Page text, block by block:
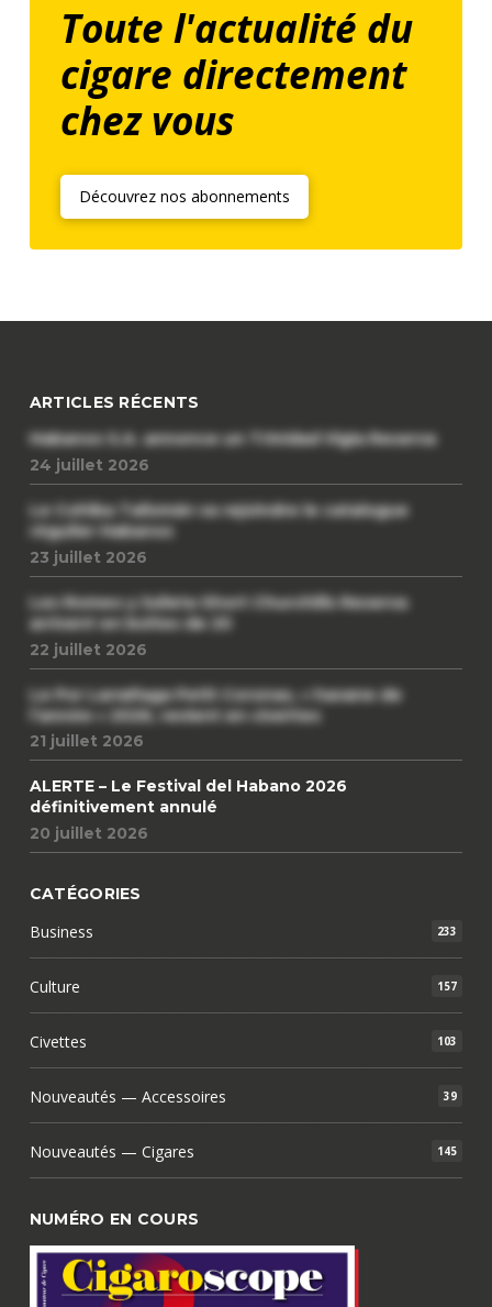
Toute l'actualité du
cigare directement
chez vous
Découvrez nos abonnements
ARTICLES RÉCENTS
Habanos S.A. annonce un Trinidad Vigia Reserva
24 juillet 2026
Le Cohiba Talismán va rejoindre le catalogue
régulier Habanos
23 juillet 2026
Les Romeo y Julieta Short Churchills Reserva
arrivent en boîtes de 20
22 juillet 2026
Le Por Larrañaga Petit Coronas, « havane de
l’année » 2026, revient en civettes
21 juillet 2026
ALERTE – Le Festival del Habano 2026
définitivement annulé
20 juillet 2026
CATÉGORIES
Business 233
Culture 157
Civettes 103
Nouveautés — Accessoires 39
Nouveautés — Cigares 145
NUMÉRO EN COURS